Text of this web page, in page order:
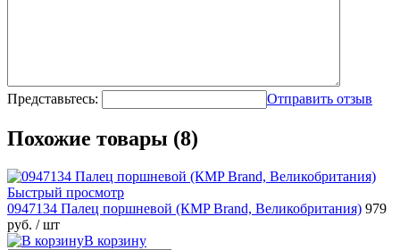
Представьтесь: Отправить отзыв
Похожие товары (8)
Быстрый просмотр
0947134 Палец поршневой (КMP Brand, Великобритания) 979
руб. / шт
В корзину